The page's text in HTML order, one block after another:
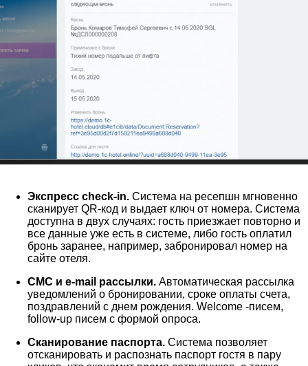
Экспресс check-in. Система на ресепшн мгновенно
сканирует QR-код и выдает ключ от номера. Система
доступна в двух случаях: гость приезжает повторно и
все данные уже есть в системе, либо гость оплатил
бронь заранее, например, забронировал номер на
сайте отеля.
СМС и e-mail рассылки. Автоматическая рассылка
уведомлений о бронировании, сроке оплаты счета,
поздравлений с днем рождения. Welcome -писем,
follow-up писем с формой опроса.
Сканирование паспорта. Система позволяет
отсканировать и распознать паспорт гостя в пару